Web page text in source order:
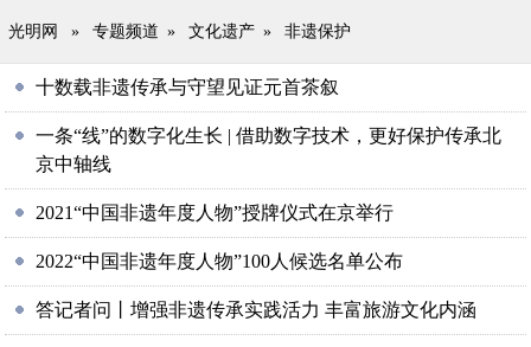
光明网 » 专题频道 » 文化遗产 » 非遗保护
十数载非遗传承与守望见证元首茶叙
一条“线”的数字化生长 | 借助数字技术，更好保护传承北
京中轴线
2021“中国非遗年度人物”授牌仪式在京举行
2022“中国非遗年度人物”100人候选名单公布
答记者问丨增强非遗传承实践活力 丰富旅游文化内涵